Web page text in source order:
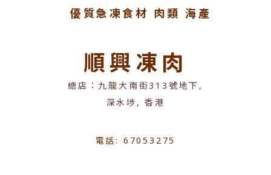
優質急凍食材 肉類 海產
順興凍肉
總店：九龍大南街313號地下,
深水埗, 香港
電話: 67053275